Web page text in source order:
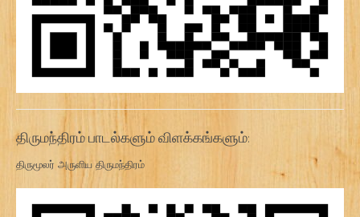
திருமந்திரம் பாடல்களும் விளக்கங்களும்:
திருமூலர் அருளிய திருமந்திரம்